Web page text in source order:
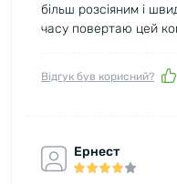
більш розсіяним і
часу повертаю цей
Відгук був корисний?
Ернест